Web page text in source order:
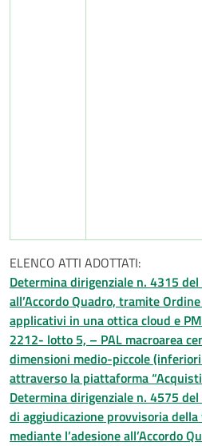
ELENCO ATTI ADOTTATI:
Determina dirigenziale n. 4315
all’Accordo Quadro, tramite
applicativi in una ottica cloud e
2212- lotto 5, – PAL macroarea
dimensioni medio-piccole
attraverso la piattaforma
Determina dirigenziale n. 4575
di aggiudicazione provvisoria
mediante l’adesione all’Accordo